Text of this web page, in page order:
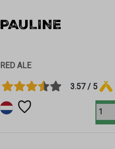
PAULINE
RED ALE
3.57 / 5